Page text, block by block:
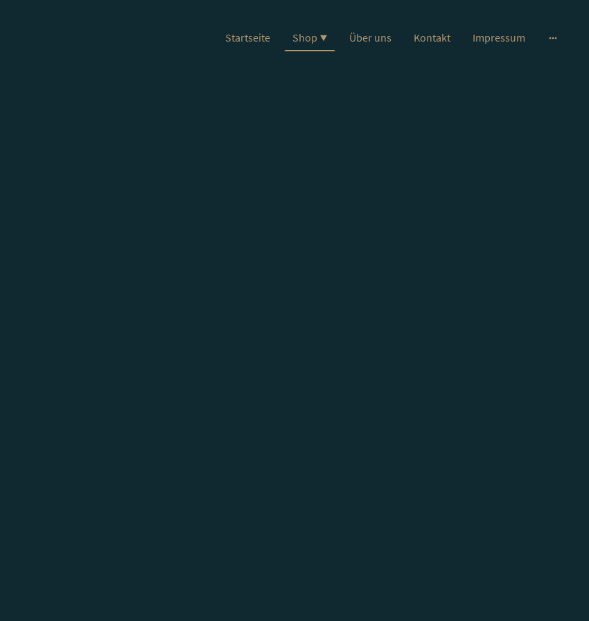
Startseite Shop Über uns Kontakt Impressum